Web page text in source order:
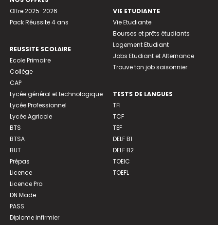
Offre 2025-2026
Pack Réussite 4 ans
REUSSITE SCOLAIRE
Ecole Primaire
Collège
CAP
Lycée général et technologique
Lycée Professionnel
Lycée Agricole
BTS
BTSA
BUT
Prépas
Licence
Licence Pro
DN Made
PASS
Diplome infirmier
VIE ETUDIANTE
Vie Etudiante
Bourses et prêts étudiants
Logement Etudiant
Jobs Etudiant et Alternance
Trouve ton job saisonnier
TESTS DE LANGUES
TFI
TCF
TEF
DELF B1
DELF B2
TOEIC
TOEFL